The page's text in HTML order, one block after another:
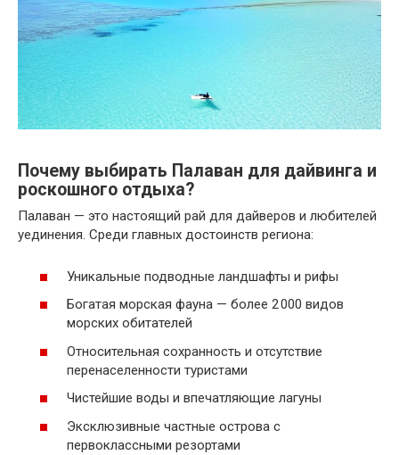
Почему выбирать Палаван для дайвинга и
роскошного отдыха?
Палаван — это настоящий рай для дайверов и любителей
уединения. Среди главных достоинств региона:
Уникальные подводные ландшафты и рифы
Богатая морская фауна — более 2 000 видов
морских обитателей
Относительная сохранность и отсутствие
перенаселенности туристами
Чистейшие воды и впечатляющие лагуны
Эксклюзивные частные острова с
первоклассными резортами